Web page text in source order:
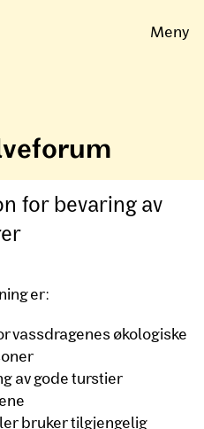
Meny
for bevaring av
er:
vassdragenes økologiske
av gode turstier
bruker tilgjengelig